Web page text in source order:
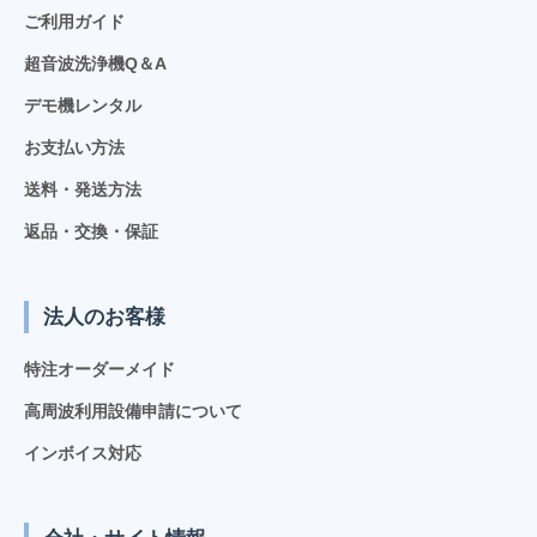
ご利用ガイド
超音波洗浄機Q＆A
デモ機レンタル
お支払い方法
送料・発送方法
返品・交換・保証
法人のお客様
特注オーダーメイド
高周波利用設備申請について
インボイス対応